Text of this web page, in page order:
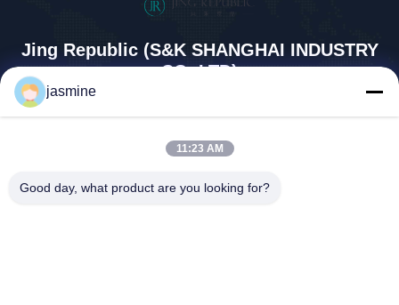
Jing Republic (S&K SHANGHAI INDUSTRY
CO.,LTD)
রুম ১২০৮,৮১৯ পশ্চিম নানজিং রোড, জিং
jasmine
11:23 AM
Good day, what product are you looking for?